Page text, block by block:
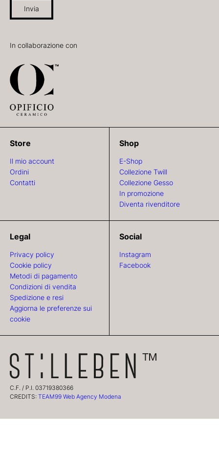
Invia
In collaborazione con
Store
Il mio account
Ordini
Contatti
Shop
E-Shop
Collezione Twill
Collezione Gesso
In promozione
Diventa rivenditore
Legal
Privacy policy
Cookie policy
Metodi di pagamento
Condizioni di vendita
Spedizione e resi
Aggiorna le preferenze sui
cookie
Social
Instagram
Facebook
C.F. / P.I. 03719380366
CREDITS: TEAM99 Web Agency Modena